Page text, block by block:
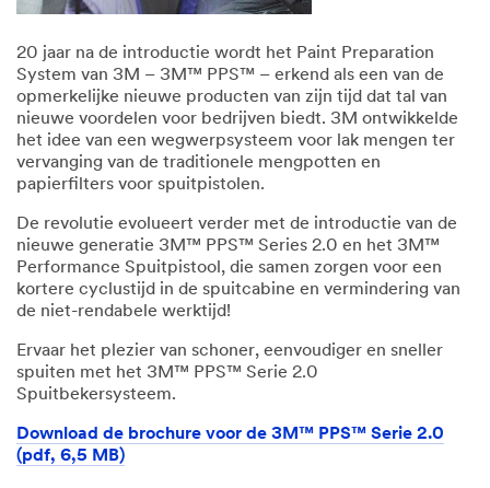
20 jaar na de introductie wordt het Paint Preparation
System van 3M – 3M™ PPS™ – erkend als een van de
opmerkelijke nieuwe producten van zijn tijd dat tal van
nieuwe voordelen voor bedrijven biedt. 3M ontwikkelde
het idee van een wegwerpsysteem voor lak mengen ter
vervanging van de traditionele mengpotten en
papierfilters voor spuitpistolen.
De revolutie evolueert verder met de introductie van de
nieuwe generatie 3M™ PPS™ Series 2.0 en het 3M™
Performance Spuitpistool, die samen zorgen voor een
kortere cyclustijd in de spuitcabine en vermindering van
de niet-rendabele werktijd!
Ervaar het plezier van schoner, eenvoudiger en sneller
spuiten met het 3M™ PPS™ Serie 2.0
Spuitbekersysteem.
Download de brochure voor de 3M™ PPS™ Serie 2.0
(pdf, 6,5 MB)